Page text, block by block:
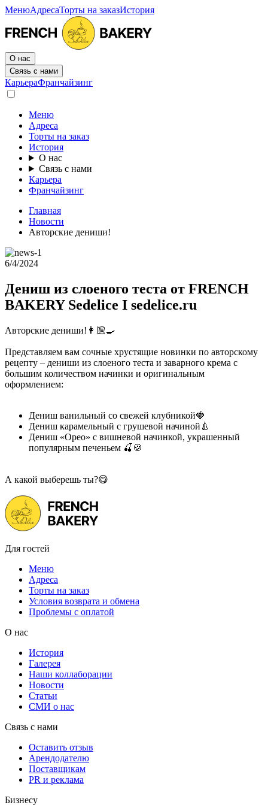
МенюАдресаТорты на заказИстория
О нас
Связь с нами
КарьераФранчайзинг
Меню
Адреса
Торты на заказ
История
О нас
Связь с нами
Карьера
Франчайзинг
Главная
Новости
Авторские дениши!
6/4/2024
Дениш из слоеного теста от FRENCH
BAKERY Sedelice I sedelice.ru
Авторские дениши!👩🏼‍🍳
Представляем вам сочные хрустящие новинки по авторскому
рецепту – дениши из слоеного теста и заварного крема с
большим количеством начинки и оригинальным
оформлением:
Дениш ванильный со свежей клубникой🍓
Дениш карамельный с грушевой начиной🍐
Дениш «Орео» с вишневой начинкой, украшенный
популярным печеньем 🍒🍪
А какой выберешь ты?😋
Для гостей
Меню
Адреса
Торты на заказ
Условия возврата и обмена
Проблемы с оплатой
О нас
История
Галерея
Наши коллаборации
Новости
Статьи
СМИ о нас
Связь с нами
Оставить отзыв
Арендодателю
Поставщикам
PR и реклама
Бизнесу